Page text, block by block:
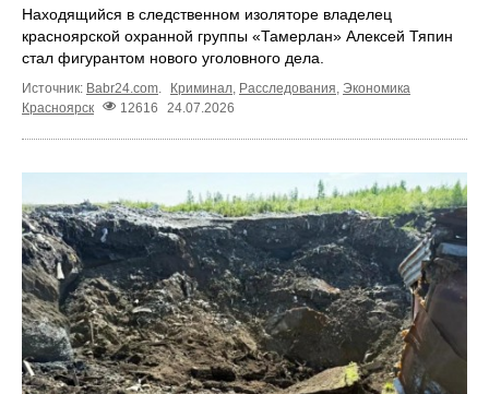
Находящийся в следственном изоляторе владелец
красноярской охранной группы «Тамерлан» Алексей Тяпин
стал фигурантом нового уголовного дела.
Источник: Babr24.com. Криминал, Расследования, Экономика
Красноярск
12616 24.07.2026